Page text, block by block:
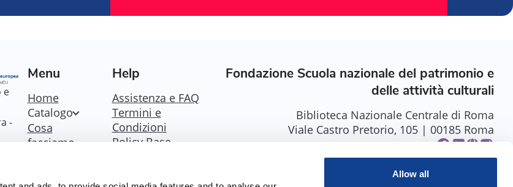
Allow all
e
-
Menu
Home
Catalogo
Cosa
facciamo
Help
Assistenza e FAQ
Termini e
Condizioni
Policy Base
Fondazione Scuola nazionale del patrimonio e
delle attività culturali
Biblioteca Nazionale Centrale di Roma
Viale Castro Pretorio, 105 | 00185 Roma